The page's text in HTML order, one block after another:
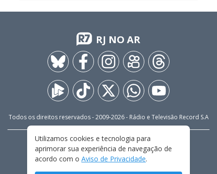
RJ NO AR
Todos os direitos reservados - 2009-2026- Rádio e Televisão Record S.A
FALE CONOSCO
PRIVACIDADE
TERMOS E CONDIÇÕES DE USO
Utilizamos cookies e tecnologia para
aprimorar sua experiência de navegação de
acordo com o Aviso de Privacidade.